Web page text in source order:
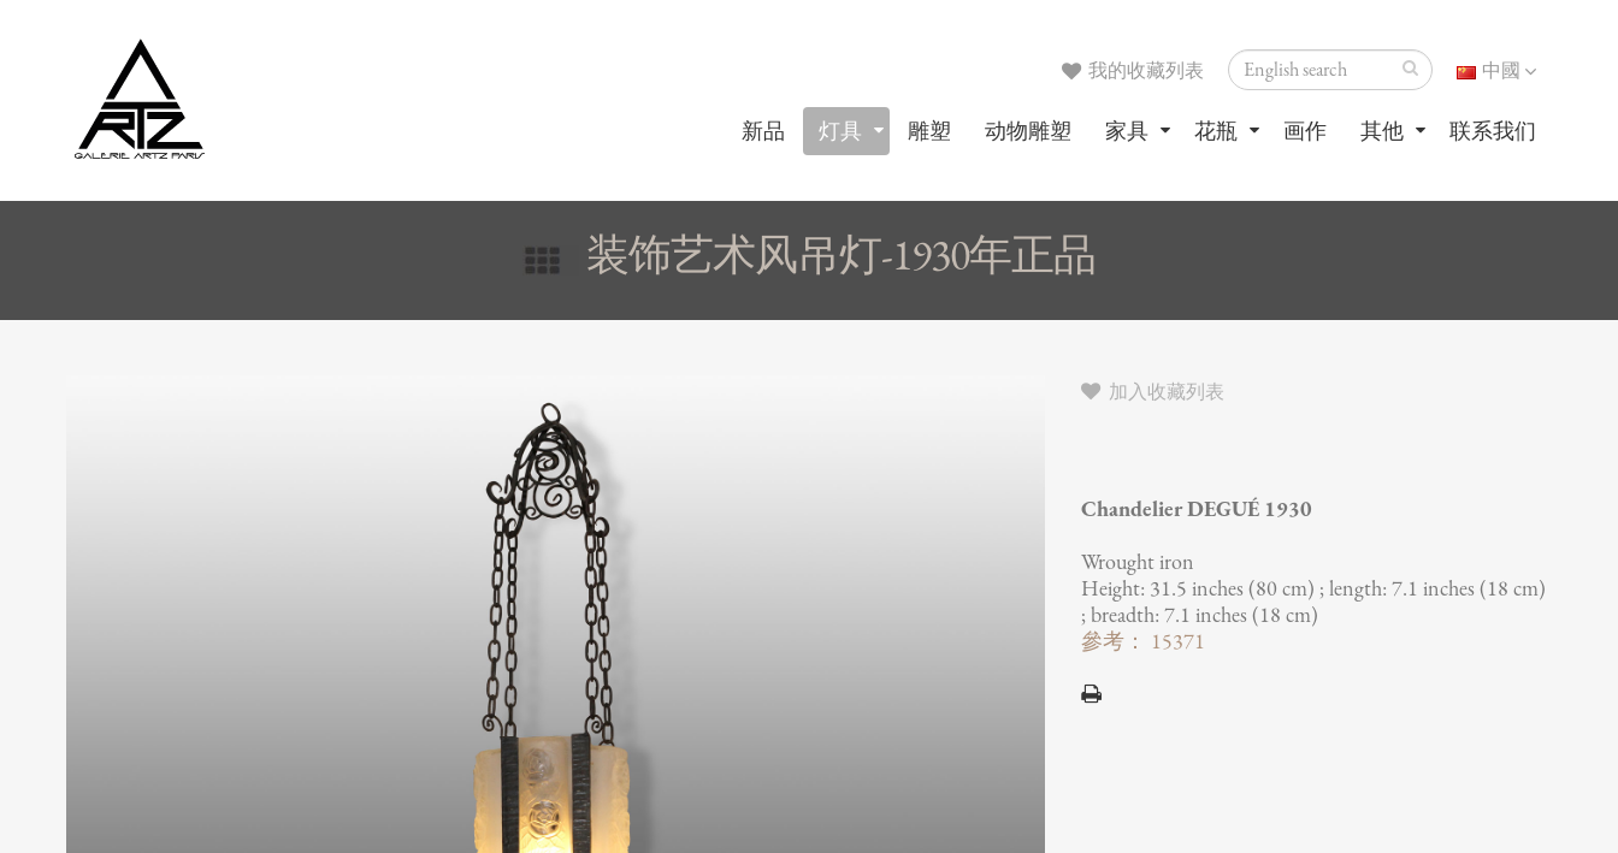
中國
我的收藏列表
新品 灯具 雕塑 动物雕塑 家具 花瓶 画作 其他 联系我们
装饰艺术风吊灯-1930年正品
加入收藏列表
Chandelier DEGUÉ 1930
Wrought iron
Height: 31.5 inches (80 cm) ; length: 7.1 inches (18 cm)
; breadth: 7.1 inches (18 cm)
參考： 15371